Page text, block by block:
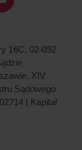
16C, 02-092
XIV
Sądowego
| Kapitał